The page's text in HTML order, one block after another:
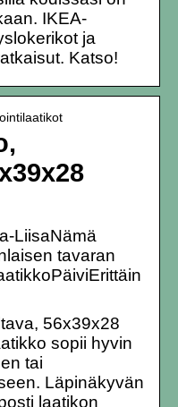
IKEA-
ja
Katso!
LiisaNämä
tavaran
56x39x28
sopii hyvin
tai
Läpinäkyvän
laatikon